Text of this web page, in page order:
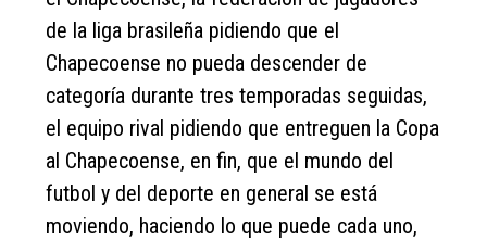
de la liga brasileña pidiendo que el
Chapecoense no pueda descender de
categoría durante tres temporadas seguidas,
el equipo rival pidiendo que entreguen la Copa
al Chapecoense, en fin, que el mundo del
futbol y del deporte en general se está
moviendo, haciendo lo que puede cada uno,